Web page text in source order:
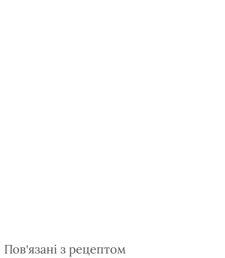
Пов'язані з рецептом